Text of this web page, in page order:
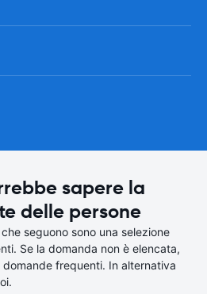
sapere la
delle persone
seguono sono una selezione
Se la domanda non è elencata,
frequenti. In alternativa